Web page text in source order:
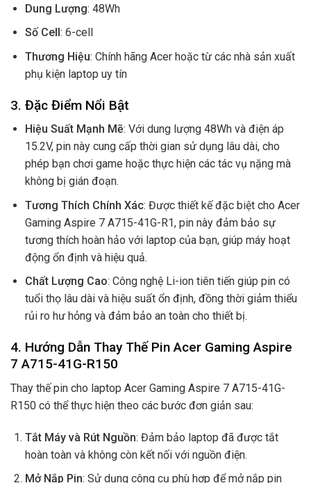
Dung Lượng: 48Wh
Số Cell : 6-cell
Thương Hiệu: Chính hãng Acer hoặc từ các nhà sản xuất
phụ kiện laptop uy tín
3. Đặc Điểm Nổi Bật
Hiệu Suất Mạnh Mẽ: Với dung lượng 48Wh và điện áp
15.2V, pin này cung cấp thời gian sử dụng lâu dài, cho
phép bạn chơi game hoặc thực hiện các tác vụ nặng mà
không bị gián đoạn.
Tương Thích Chính Xác: Được thiết kế đặc biệt cho Acer
Gaming Aspire 7 A715-41G-R1, pin này đảm bảo sự
tương thích hoàn hảo với laptop của bạn, giúp máy hoạt
động ổn định và hiệu quả.
Chất Lượng Cao: Công nghệ Li-ion tiên tiến giúp pin có
tuổi thọ lâu dài và hiệu suất ổn định, đồng thời giảm thiểu
rủi ro hư hỏng và đảm bảo an toàn cho thiết bị.
4. Hướng Dẫn Thay Thế Pin Acer Gaming Aspire
7 A715-41G-R150
Thay thế pin cho laptop Acer Gaming Aspire 7 A715-41G-
R150 có thể thực hiện theo các bước đơn giản sau:
Tắt Máy và Rút Nguồn: Đảm bảo laptop đã được tắt
hoàn toàn và không còn kết nối với nguồn điện.
Mở Nắp Pin: Sử dụng công cụ phù hợp để mở nắp pin